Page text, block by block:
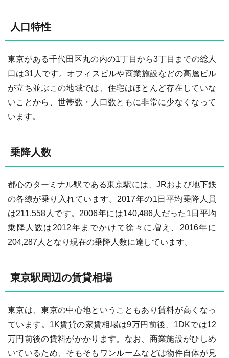
人口特性
東京がある千代田区丸の内の1丁目から3丁目までの総人
口は31人です。オフィスビルや商業施設などの高層ビル
が立ち並ぶこの地域では、住宅はほとんど存在していな
いことから、世帯数・人口数ともに非常に少なくなって
います。
乗降人数
都心のターミナル駅である東京駅には、JRおよび地下鉄
の各線が乗り入れています。2017年の1日平均乗降人員
は211,558人です。2006年には140,486人だった1日平均
乗降人数は2012年までかけて徐々に増え、2016年に
204,287人となり現在の乗降人数に達しています。
東京駅周辺の賃貸相場
東京は、東京の中心地ということもあり賃料が高くなっ
ています。1K賃貸の家賃相場は9万円前後、1DKでは12
万円前後の賃料がかかります。なお、商業施設がひしめ
いているため、そもそもワンルームなどは物件自体が見